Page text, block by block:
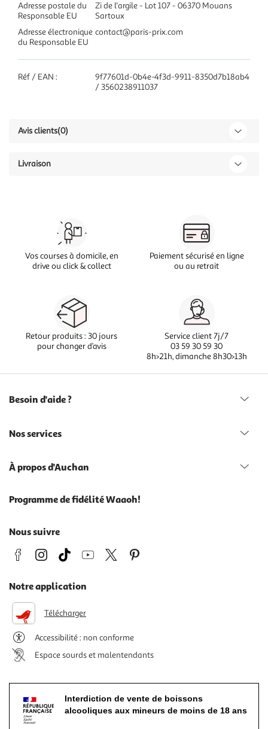
Adresse postale du
Responsable EU
Zi de l'argile - Lot 107 - 06370 Mouans
Sartoux
Adresse électronique
du Responsable EU
contact@paris-prix.com
Réf / EAN :
9f77601d-0b4e-4f3d-9911-8350d7b18ab4
/ 3560238911037
Avis clients(0)
Livraison
Vos courses à domicile, en
drive ou click & collect
Paiement sécurisé en ligne
ou au retrait
Retour produits : 30 jours
pour changer d’avis
Service client 7j/7
03 59 30 59 30
8h>21h, dimanche 8h30>13h
Besoin d'aide ?
Nos services
À propos d'Auchan
Programme de fidélité Waaoh!
Nous suivre
Notre application
Télécharger
Accessibilité : non conforme
Espace sourds et malentendants
Interdiction de vente de boissons
alcooliques aux mineurs de moins de 18 ans